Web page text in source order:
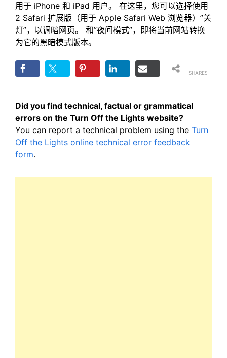
用于 iPhone 和 iPad 用户。 在这里，您可以选择使用
2 Safari 扩展版（用于 Apple Safari Web 浏览器）”关
灯”，以调暗网页。 和”夜间模式”，即将当前网站转换
为它的黑暗模式版本。
SHARES
Did you find technical, factual or grammatical
errors on the Turn Off the Lights website?
You can report a technical problem using the Turn
Off the Lights online technical error feedback
form.